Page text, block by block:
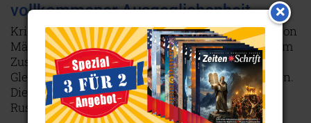
vollkommener Ausgeglichenheit
Krieg, Wettstreit und Feilschen dominieren eine von
Männern geschaffene Zivilisation, die kurz vor dem
Zusammenbruch steht. Nur eine absolute
Gleichberechtigung der Frau kann Heilung bringen.
Die Erkenntnisse des großen Philosophen Walter
Russell.Weiterlesen...